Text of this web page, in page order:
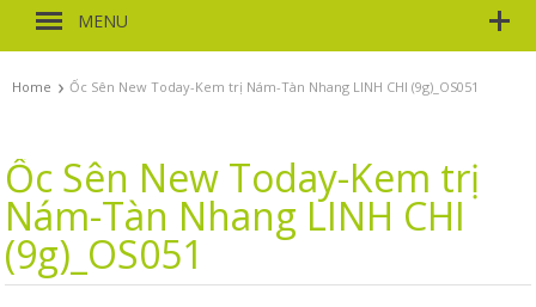
MENU
Home › Ốc Sên New Today-Kem trị Nám-Tàn Nhang LINH CHI (9g)_OS051
Ốc Sên New Today-Kem trị
Nám-Tàn Nhang LINH CHI
(9g)_OS051